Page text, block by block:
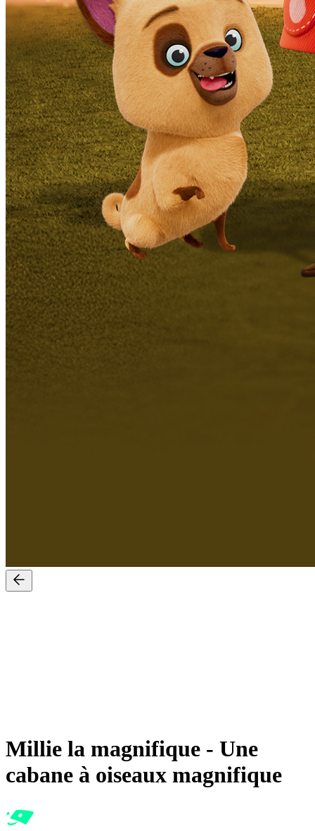
Millie la magnifique - Une
cabane à oiseaux magnifique